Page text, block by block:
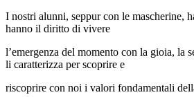
I nostri alunni, seppur con le mascherine,
hanno il diritto di vivere
l’emergenza del momento con la gioia, la
li caratterizza per scoprire e
riscoprire con noi i valori fondamentali